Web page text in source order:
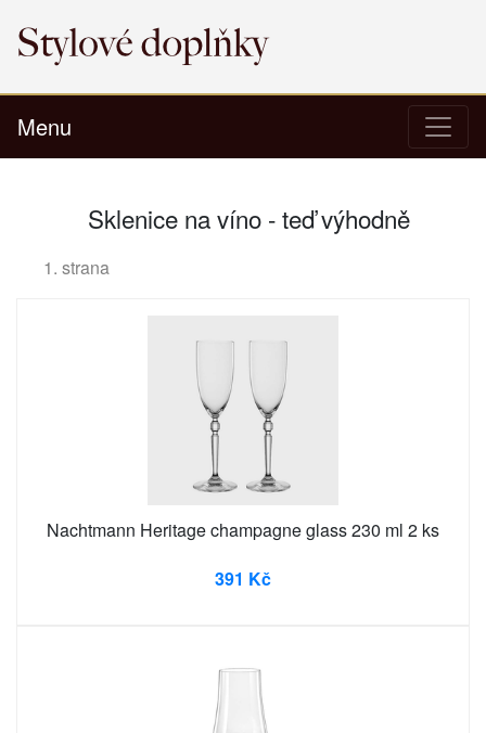
Menu
Sklenice na víno - teď výhodně
1. strana
Nachtmann Heritage champagne glass 230 ml 2 ks
391 Kč